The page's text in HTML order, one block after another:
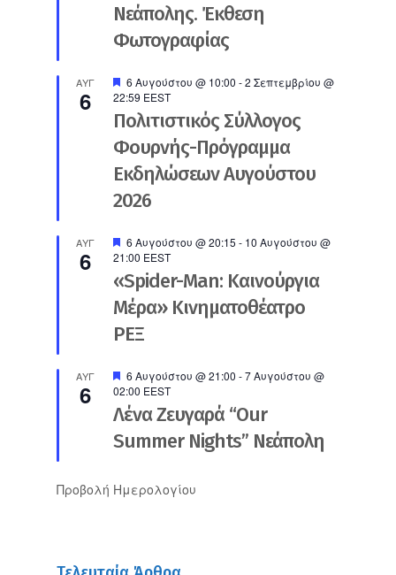
Νεάπολης. Έκθεση
Φωτογραφίας
ΑΥΓ
6
Προτεινόμενο
6 Αυγούστου @ 10:00 -2 Σεπτεμβρίου @
22:59 EEST
Πολιτιστικός Σύλλογος
Φουρνής-Πρόγραμμα
Εκδηλώσεων Αυγούστου
2026
ΑΥΓ
6
Προτεινόμενο
6 Αυγούστου @ 20:15 - 10 Αυγούστου @
21:00 EEST
«Spider-Man: Καινούργια
Μέρα» Κινηματοθέατρο
ΡΕΞ
ΑΥΓ
6
Προτεινόμενο
6 Αυγούστου @ 21:00 -7 Αυγούστου @
02:00 EEST
Λένα Ζευγαρά “Our
Summer Nights” Νεάπολη
Προβολή Ημερολογίου